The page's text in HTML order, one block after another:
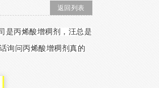
返回列表
是丙烯酸增稠剂，汪总是
询问丙烯酸增稠剂真的